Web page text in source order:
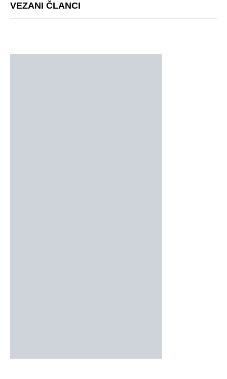
VEZANI ČLANCI